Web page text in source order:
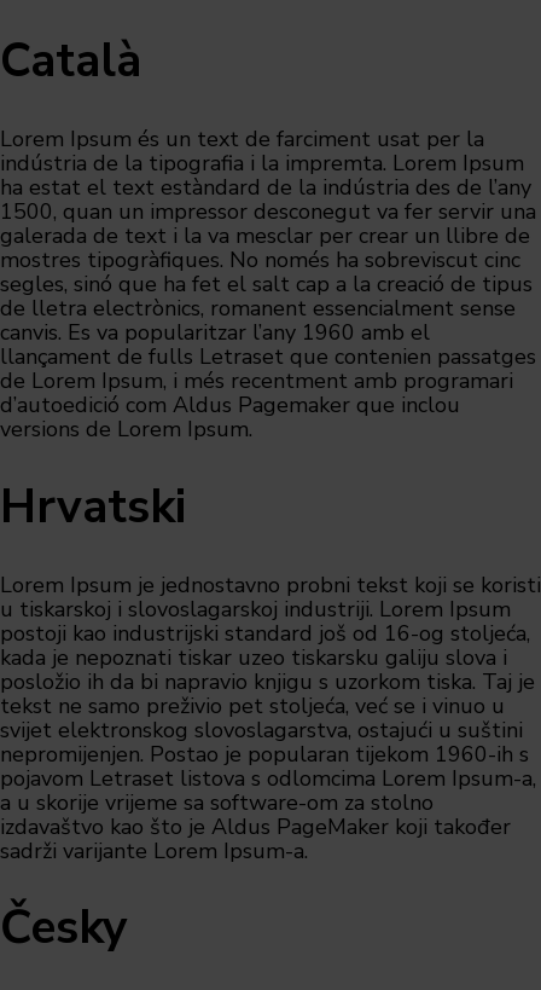
Català
Lorem Ipsum és un text de farciment usat per la
indústria de la tipografia i la impremta. Lorem Ipsum
ha estat el text estàndard de la indústria des de l’any
1500, quan un impressor desconegut va fer servir una
galerada de text i la va mesclar per crear un llibre de
mostres tipogràfiques. No només ha sobreviscut cinc
segles, sinó que ha fet el salt cap a la creació de tipus
de lletra electrònics, romanent essencialment sense
canvis. Es va popularitzar l’any 1960 amb el
llançament de fulls Letraset que contenien passatges
de Lorem Ipsum, i més recentment amb programari
d’autoedició com Aldus Pagemaker que inclou
versions de Lorem Ipsum.
Hrvatski
Lorem Ipsum je jednostavno probni tekst koji se koristi
u tiskarskoj i slovoslagarskoj industriji. Lorem Ipsum
postoji kao industrijski standard još od 16-og stoljeća,
kada je nepoznati tiskar uzeo tiskarsku galiju slova i
posložio ih da bi napravio knjigu s uzorkom tiska. Taj je
tekst ne samo preživio pet stoljeća, već se i vinuo u
svijet elektronskog slovoslagarstva, ostajući u suštini
nepromijenjen. Postao je popularan tijekom 1960-ih s
pojavom Letraset listova s odlomcima Lorem Ipsum-a,
a u skorije vrijeme sa software-om za stolno
izdavaštvo kao što je Aldus PageMaker koji također
sadrži varijante Lorem Ipsum-a.
Česky